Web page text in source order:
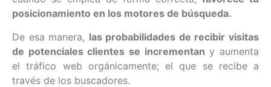
posicionamiento en los motores de búsqueda.
De esa manera, las probabilidades de recibir visitas
de potenciales clientes se incrementan y aumenta
el tráfico web orgánicamente; el que se recibe a
través de los buscadores.